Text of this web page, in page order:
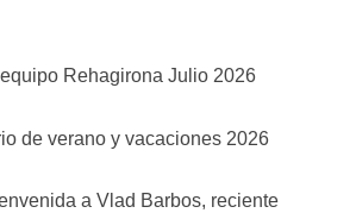
Rehagirona Julio 2026
de verano y vacaciones 2026
a Vlad Barbos, reciente